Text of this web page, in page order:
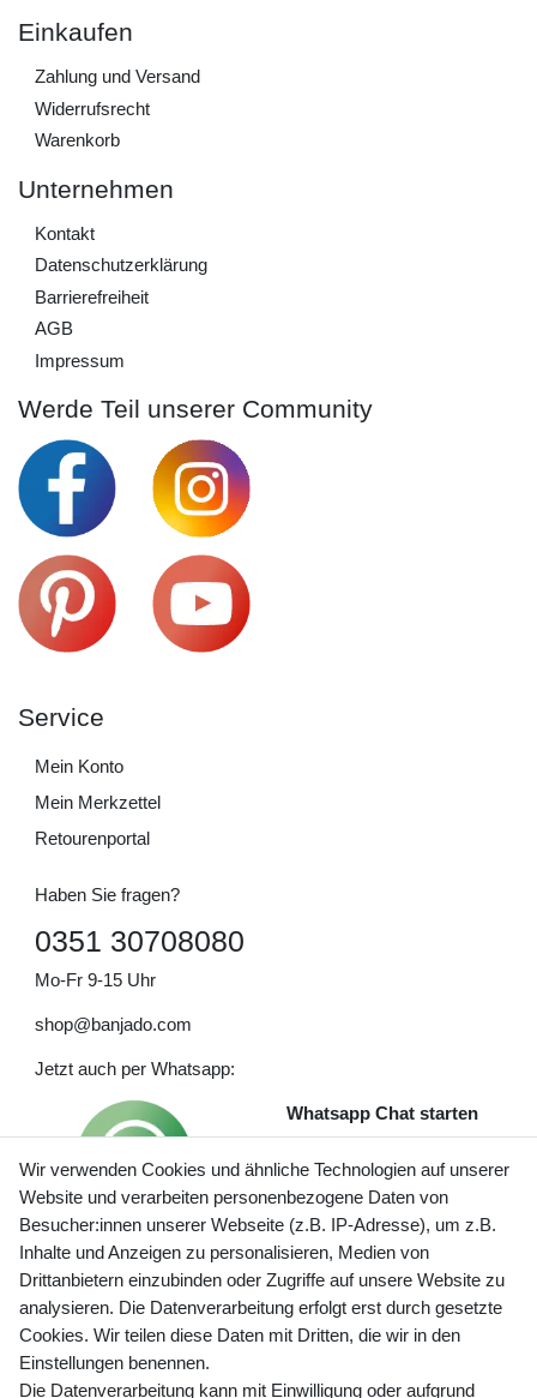
Einkaufen
Zahlung und Versand
Widerrufs­recht
Warenkorb
Unternehmen
Kontakt
Daten­schutz­erklärung
Barrierefreiheit
AGB
Impressum
Werde Teil unserer Community
Service
Mein Konto
Mein Merkzettel
Retourenportal
Haben Sie fragen?
0351 30708080
Mo-Fr 9-15 Uhr
shop@banjado.com
Jetzt auch per Whatsapp:
Whatsapp Chat starten
Preisangaben inkl. gesetzl. MwSt. und zzgl. Service- und
Versandkosten
Wir verwenden Cookies und ähnliche Technologien auf unserer
Website und verarbeiten personenbezogene Daten von
Besucher:innen unserer Webseite (z.B. IP-Adresse), um z.B.
Inhalte und Anzeigen zu personalisieren, Medien von
Drittanbietern einzubinden oder Zugriffe auf unsere Website zu
analysieren. Die Datenverarbeitung erfolgt erst durch gesetzte
Cookies. Wir teilen diese Daten mit Dritten, die wir in den
Einstellungen benennen.
Die Datenverarbeitung kann mit Einwilligung oder aufgrund